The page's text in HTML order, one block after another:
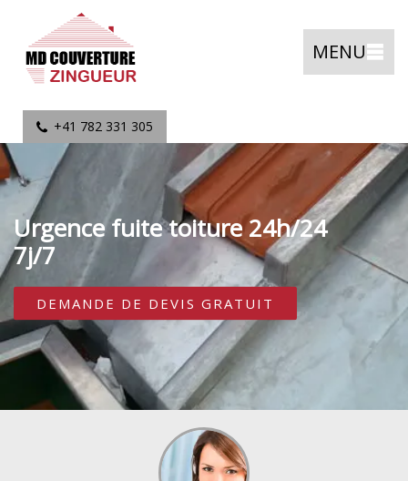
MENU
+41 782 331 305
Urgence fuite toiture 24h/24
7j/7
DEMANDE DE DEVIS GRATUIT